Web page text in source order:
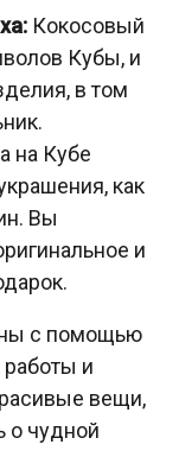
Кокосовый
Кубы, и
в том
на Кубе
как
Вы
и
с помощью
и
вещи,
о чудной